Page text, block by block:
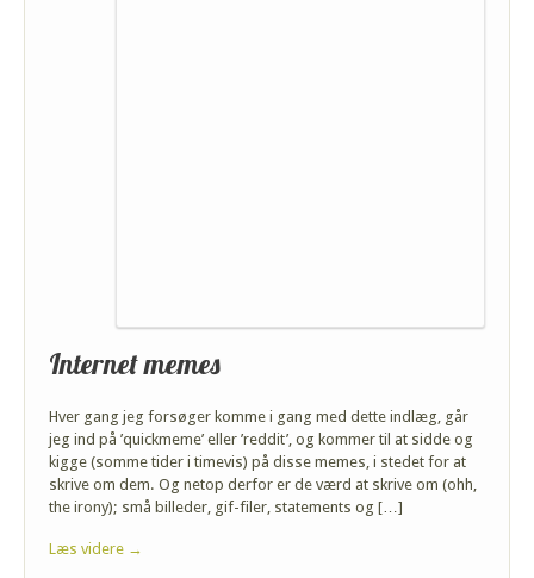
Internet memes
Hver gang jeg forsøger komme i gang med dette indlæg, går
jeg ind på ’quickmeme’ eller ’reddit’, og kommer til at sidde og
kigge (somme tider i timevis) på disse memes, i stedet for at
skrive om dem. Og netop derfor er de værd at skrive om (ohh,
the irony); små billeder, gif-filer, statements og […]
Læs videre →